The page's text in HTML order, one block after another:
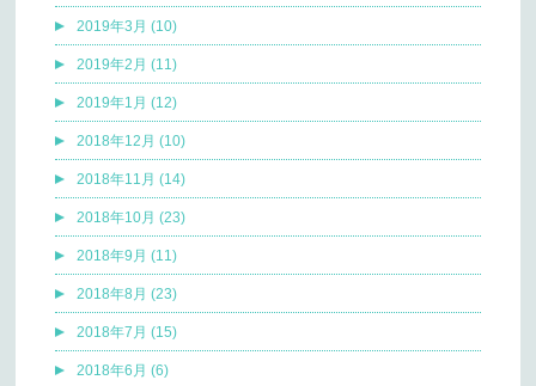
2019年3月 (10)
2019年2月 (11)
2019年1月 (12)
2018年12月 (10)
2018年11月 (14)
2018年10月 (23)
2018年9月 (11)
2018年8月 (23)
2018年7月 (15)
2018年6月 (6)